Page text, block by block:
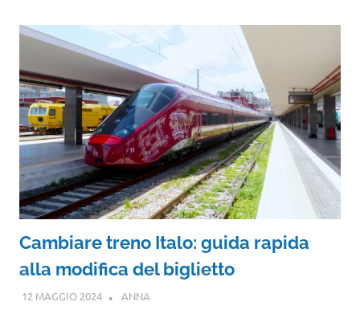
Cambiare treno Italo: guida rapida
alla modifica del biglietto
12 MAGGIO 2024 ANNA